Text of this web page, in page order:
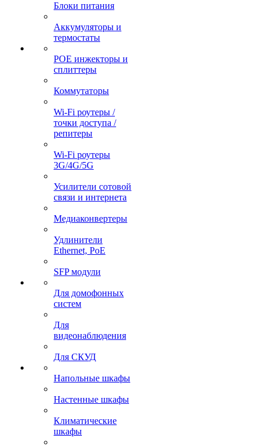
Блоки питания
Аккумуляторы и
термостаты
POE инжекторы и
сплиттеры
Коммутаторы
Wi-Fi роутеры /
точки доступа /
репитеры
Wi-Fi роутеры
3G/4G/5G
Усилители сотовой
связи и интернета
Медиаконвертеры
Удлинители
Ethernet, PoE
SFP модули
Для домофонных
систем
Для
видеонаблюдения
Для СКУД
Напольные шкафы
Настенные шкафы
Климатические
шкафы